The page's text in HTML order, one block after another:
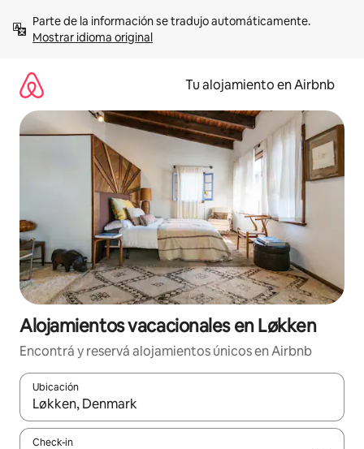
contenidoMostrar idioma original
Tu alojamiento en Airbnb
Alojamientos vacacionales en Løkken
Encontrá y reservá alojamientos únicos en Airbnb
Ubicación
Cuando los resultados estén disponibles, navegá con las
Check-in